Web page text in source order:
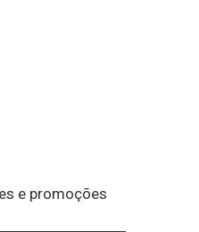
e promoções